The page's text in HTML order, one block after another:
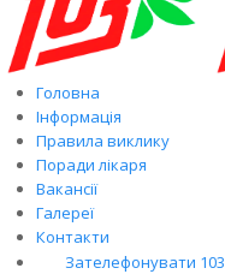
Головна
Інформація
Правила виклику
Поради лікаря
Вакансії
Галереї
Контакти
Зателефонувати 103